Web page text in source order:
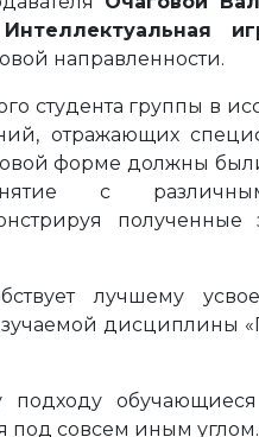
Интеллектуальная
направленности.
студента группы в
отражающих
форме должны
с
полученные
лучшему
дисциплины
подходу
под совсем иным углом.